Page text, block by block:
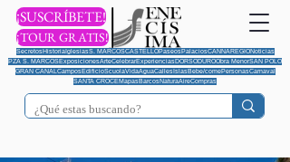
¡SUSCRÍBETE!
¡TOUR GRATIS!
SecretosHistoriaIglesiasS. MARCOSCASTELLOPaseosPalaciosCANNAREGIONoticias
PZA S. MARCOSExposicionesArteCelebrarExperienciasDORSODUROObra MenorSAN POLO
GRAN CANAL CamposEdificioScuolaVidaAguaCallesIslasBebe/comePersonasCarnaval
SANTA CROCEMapasBarcosNaturaAireCompras